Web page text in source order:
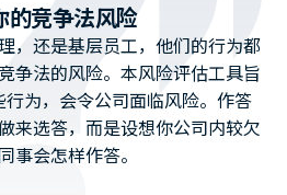
的竞争法风险
，还是基层员工，他们的行为都
争法的风险。本风险评估工具旨
为，会令公司面临风险。作答
来选答，而是设想你公司内较欠
事会怎样作答。